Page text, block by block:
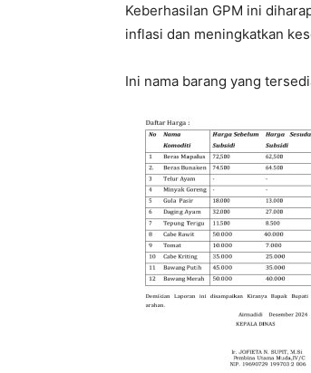
Keberhasilan GPM ini
inflasi dan meningkatkan
Ini nama barang yang